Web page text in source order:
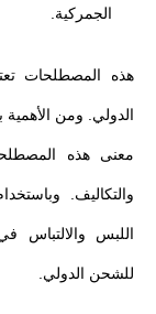
الجمركية.
هذه المصطلحات
الدولي. ومن
معنى هذه
والتكاليف.
اللبس والالتباس
للشحن الدولي.